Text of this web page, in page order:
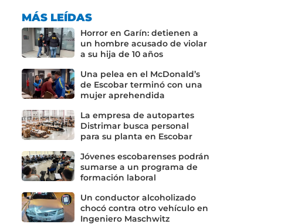
MÁS LEÍDAS
Horror en Garín: detienen a
un hombre acusado de violar
a su hija de 10 años
Una pelea en el McDonald’s
de Escobar terminó con una
mujer aprehendida
La empresa de autopartes
Distrimar busca personal
para su planta en Escobar
Jóvenes escobarenses podrán
sumarse a un programa de
formación laboral
Un conductor alcoholizado
chocó contra otro vehículo en
Ingeniero Maschwitz